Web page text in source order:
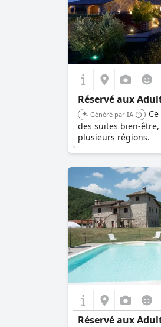
Réservé aux
Généré par IA
des suites bien-
plusieurs régions.
Réservé aux